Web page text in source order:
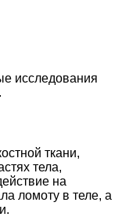
исследования
ткани,
тела,
на
ломоту в теле, а